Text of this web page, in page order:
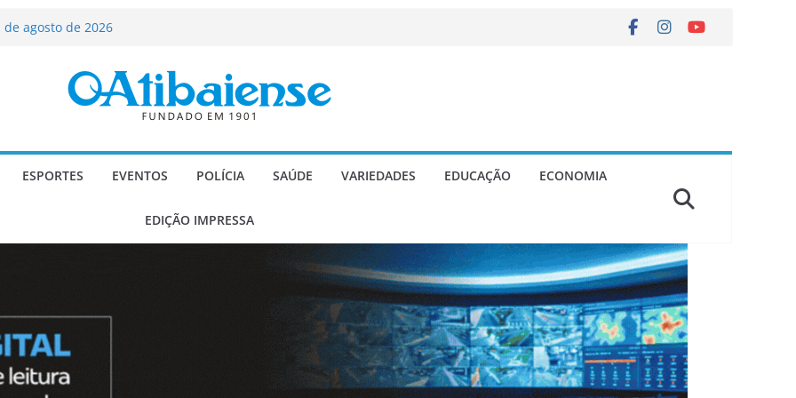
de Paulo
– Festa de Bom Jesus dos Perdões
de mosaico do Brasil
ESPORTES EVENTOS POLÍCIA SAÚDE VARIEDADES EDUCAÇÃO ECONOMIA
EDIÇÃO IMPRESSA